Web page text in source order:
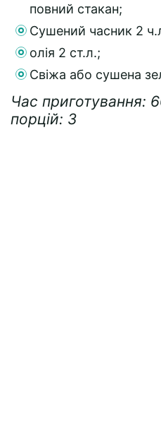
повний стакан;
Сушений часник 2
олія 2 ст.л.;
Свіжа або сушена
Час приготування:
порцій: 3